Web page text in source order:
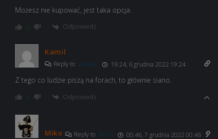
Możesz nie kupować, jest taka opcja.
5 Odpowiedz
Kamil
Reply to Zaksiak 19:24, 6 grudnia 2022 19:24
Z tego co ludzie piszą na forach, to głównie siano.
3 Odpowiedz
Miko Reply to Kamil 00:46, 7 grudnia 2022 00:46